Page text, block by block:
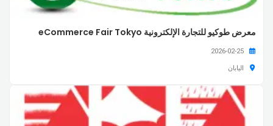
معرض طوكيو للتجارة الإلكترونية eCommerce Fair Tokyo
اليابان